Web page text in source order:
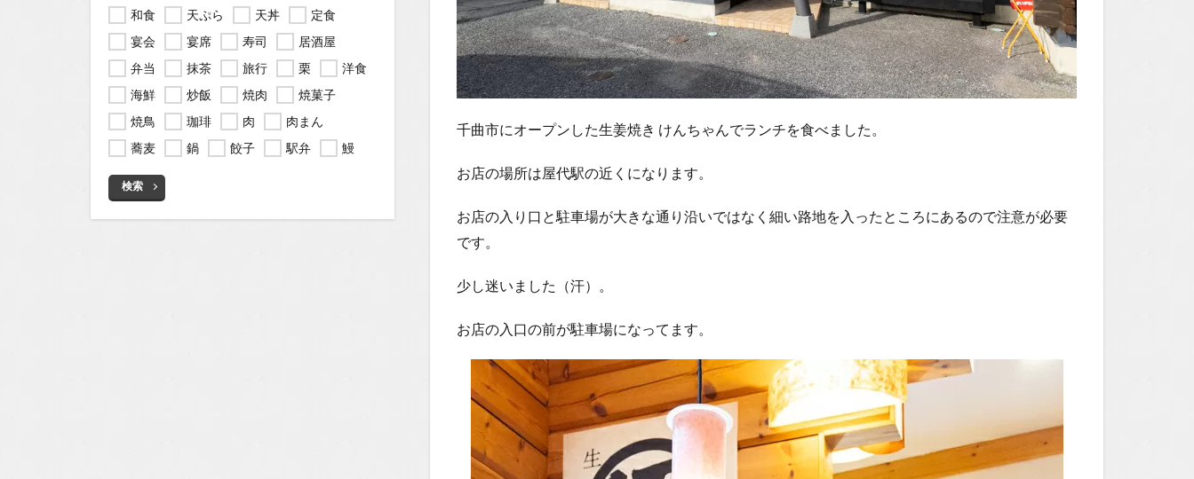
ャンネ
ル
千曲市にオープンした生姜焼き けんちゃんでランチを食べました。
お店の場所は屋代駅の近くになります。
お店の入り口と駐車場が大きな通り沿いではなく細い路地を入ったところにあるので注意が必要
です。
少し迷いました（汗）。
お店の入口の前が駐車場になってます。
和食
天ぷら 天丼
定食
宴会
宴席 寿司
居酒屋
弁当
抹茶 旅行 栗
洋食
海鮮
炒飯 焼肉
焼菓子
焼鳥
珈琲 肉
肉まん
蕎麦
鍋 餃子 駅弁 鰻
検索